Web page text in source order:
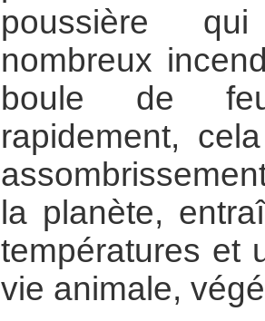
poussière
nombreux
boule de
rapidement,
la planète,
températures et
vie animale,